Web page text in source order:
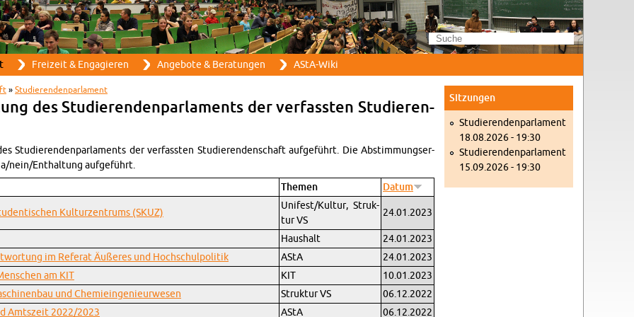
Direkt zum Inhalt
Frei­zeit & En­ga­gie­ren An­ge­bo­te & Be­ra­tun­gen AStA-Wi­ki
» Stu­die­ren­den­par­la­ment
des Stu­die­ren­den­par­la­ments der ver­fass­ten Stu­die­ren­
Stu­die­ren­den­par­la­ments der ver­fass­ten Stu­die­ren­den­schaft auf­ge­führt. Die Ab­stim­mungs­er­
nein/Ent­hal­tung auf­ge­führt.
The­men Datum
Kul­tur­zen­trums (SKUZ)
Uni­fest/Kul­tur, Struk­
tur VS
24.01.2023
Haus­halt
24.01.2023
im Re­fe­rat Äu­ße­res und Hoch­schul­po­li­tik
AStA
24.01.2023
am KIT
KIT
10.01.2023
und Che­mie­in­ge­nieur­we­sen
Struk­tur VS
06.12.2022
Amts­zeit 2022/2023
AStA
06.12.2022
Sit­zun­gen
Stu­die­ren­den­par­la­ment
18.08.2026 - 19:30
Stu­die­ren­den­par­la­ment
15.09.2026 - 19:30